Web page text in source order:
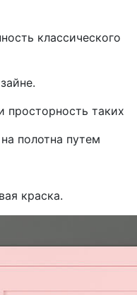
классического
просторность таких
полотна путем
краска.